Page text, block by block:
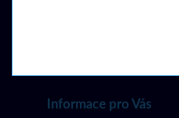
Informace pro Vás